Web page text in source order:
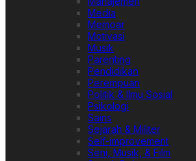
Media
Memoar
Motivasi
Musik
Parenting
Pendidikan
Perempuan
Politik & Ilmu Sosial
Psikologi
Sains
Sejarah & Militer
Self-improvement
Seni, Musik, & Film